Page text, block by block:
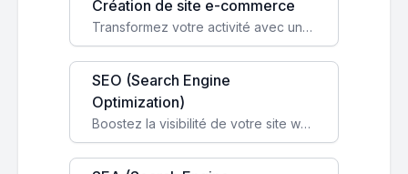
Création de site e-commerce
Transformez votre activité avec une boutique en ligne, accessible à l'échelle mondiale 24/7.
SEO (Search Engine
Optimization)
Boostez la visibilité de votre site web sur Google et attirez du trafic qualifié grâce à nos stratégies SEO.